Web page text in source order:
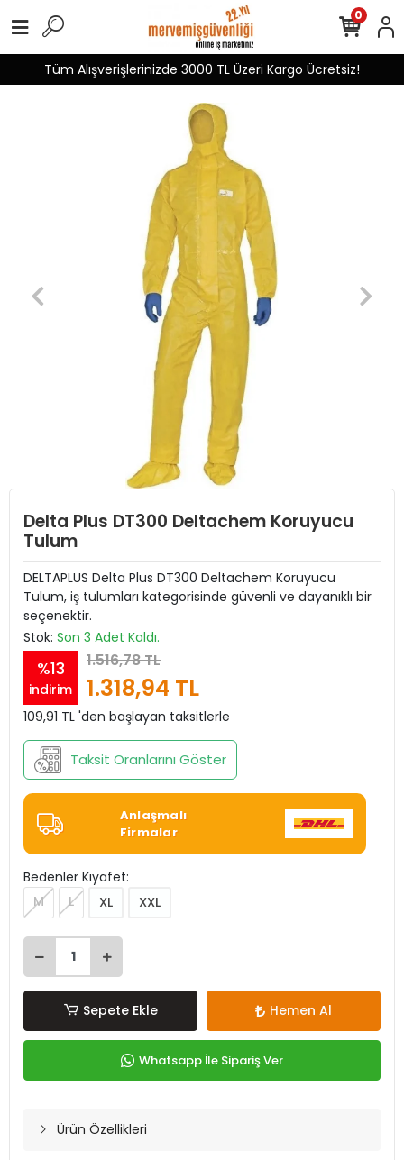
Tüm Alışverişlerinizde 3000 TL Üzeri Kargo Ücretsiz!
0
Delta Plus DT300 Deltachem Koruyucu
Tulum
DELTAPLUS Delta Plus DT300 Deltachem Koruyucu
Tulum, iş tulumları kategorisinde güvenli ve dayanıklı bir
seçenektir.
Stok: Son 3 Adet Kaldı.
%13
indirim
1.516,78 TL
1.318,94 TL
109,91 TL 'den başlayan taksitlerle
Taksit Oranlarını Göster
Anlaşmalı
Firmalar
Bedenler Kıyafet:
M
L XL XXL
Sepete Ekle Hemen Al
Whatsapp İle Sipariş Ver
Ürün Özellikleri